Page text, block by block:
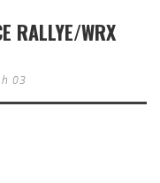
RALLYE/WRX
03